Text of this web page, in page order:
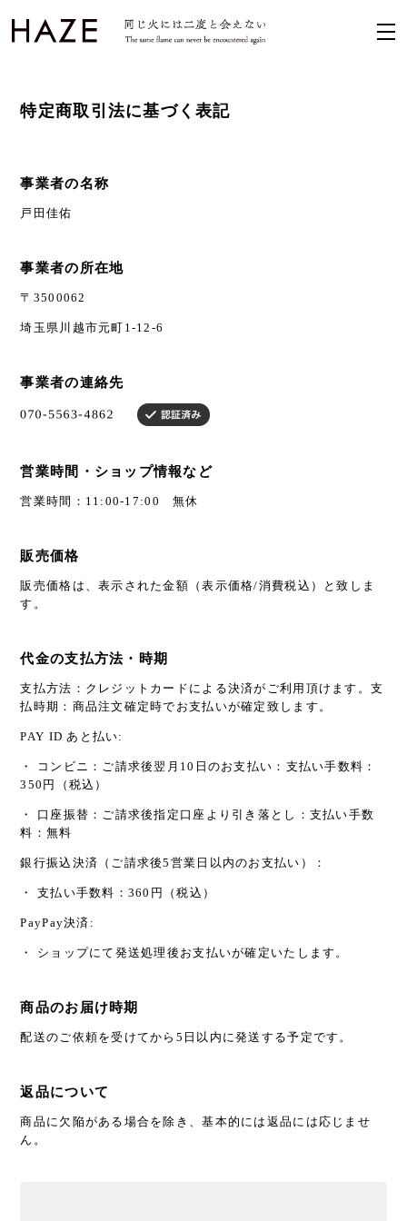
特定商取引法に基づく表記
事業者の名称
戸田佳佑
事業者の所在地
〒3500062
埼玉県川越市元町1-12-6
事業者の連絡先
営業時間・ショップ情報など
営業時間：11:00-17:00 無休
販売価格
販売価格は、表示された金額（表示価格/消費税込）と致しま
す。
代金の支払方法・時期
支払方法：クレジットカードによる決済がご利用頂けます。支
払時期：商品注文確定時でお支払いが確定致します。
PAY ID あと払い:
・ コンビニ：ご請求後翌月10日のお支払い：支払い手数料：
350円（税込）
・ 口座振替：ご請求後指定口座より引き落とし：支払い手数
料：無料
銀行振込決済（ご請求後5営業日以内のお支払い）：
・ 支払い手数料：360円（税込）
PayPay決済:
・ ショップにて発送処理後お支払いが確定いたします。
商品のお届け時期
配送のご依頼を受けてから5日以内に発送する予定です。
返品について
商品に欠陥がある場合を除き、基本的には返品には応じませ
ん。